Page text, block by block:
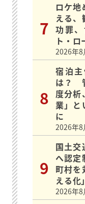
ロケ地
える、
功罪
ト・
2026年8
宿泊
は？
度分析
業」と
に
2026年8
国土交
へ認定
町村を
える化」
2026年8